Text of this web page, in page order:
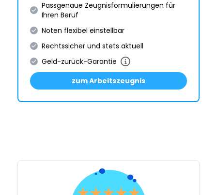
Passgenaue Zeugnis­formulie­rungen für
Ihren Beruf
Noten flexibel einstellbar
Rechtssicher und stets aktuell
Geld-zurück-Garantie
zum Arbeitszeugnis